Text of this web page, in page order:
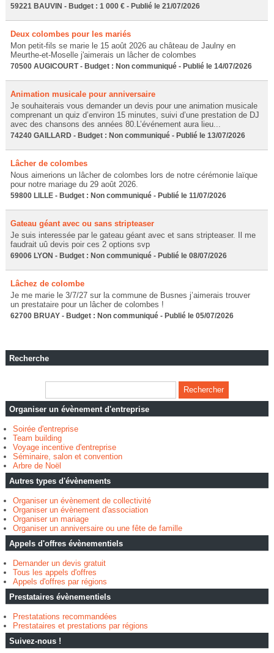
59221 BAUVIN - Budget : 1 000 € - Publié le 21/07/2026
Deux colombes pour les mariés
Mon petit-fils se marie le 15 août 2026 au château de Jaulny en
Meurthe-et-Moselle j'aimerais un lâcher de colombes
70500 AUGICOURT - Budget : Non communiqué - Publié le 14/07/2026
Animation musicale pour anniversaire
Je souhaiterais vous demander un devis pour une animation musicale
comprenant un quiz d’environ 15 minutes, suivi d’une prestation de DJ
avec des chansons des années 80.L’événement aura lieu...
74240 GAILLARD - Budget : Non communiqué - Publié le 13/07/2026
Lâcher de colombes
Nous aimerions un lâcher de colombes lors de notre cérémonie laïque
pour notre mariage du 29 août 2026.
59800 LILLE - Budget : Non communiqué - Publié le 11/07/2026
Gateau géant avec ou sans stripteaser
Je suis interessée par le gateau géant avec et sans stripteaser. Il me
faudrait uû devis poir ces 2 options svp
69006 LYON - Budget : Non communiqué - Publié le 08/07/2026
Lâchez de colombe
Je me marie le 3/7/27 sur la commune de Busnes j’aimerais trouver
un prestataire pour un lâcher de colombes !
62700 BRUAY - Budget : Non communiqué - Publié le 05/07/2026
Recherche
Organiser un évènement d'entreprise
Soirée d'entreprise
Team building
Voyage incentive d'entreprise
Séminaire, salon et convention
Arbre de Noël
Autres types d'évènements
Organiser un évènement de collectivité
Organiser un évènement d'association
Organiser un mariage
Organiser un anniversaire ou une fête de famille
Appels d'offres évènementiels
Demander un devis gratuit
Tous les appels d'offres
Appels d'offres par régions
Prestataires évènementiels
Prestatations recommandées
Prestataires et prestations par régions
Suivez-nous !